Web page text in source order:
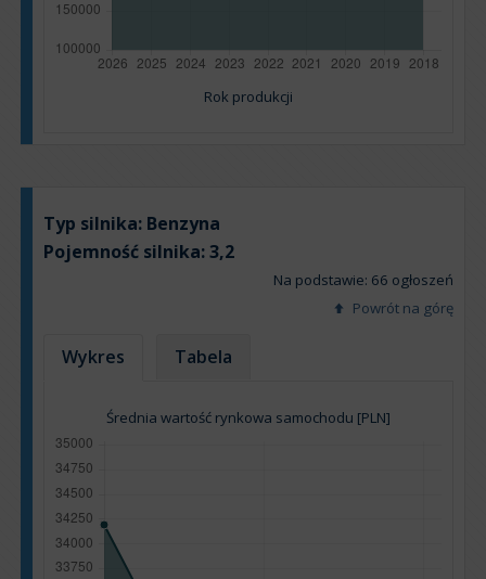
Rok produkcji
Typ silnika: Benzyna
Pojemność silnika:3,2
Na podstawie: 66 ogłoszeń
Powrót na górę
Wykres Tabela
Średnia wartość rynkowa samochodu [PLN]